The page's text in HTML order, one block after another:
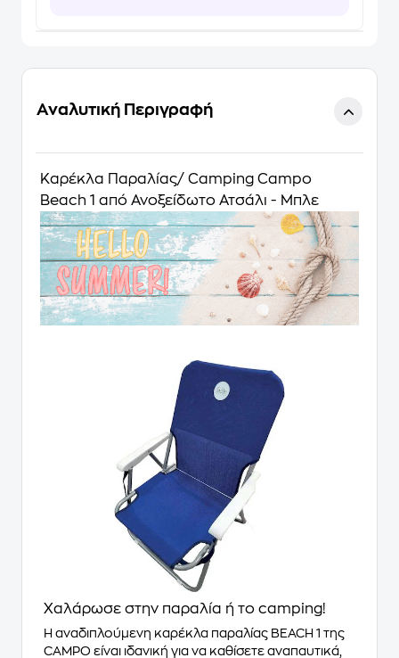
Αναλυτική Περιγραφή
Καρέκλα Παραλίας/ Camping Campo
Beach 1 από Ανοξείδωτο Ατσάλι - Μπλε
Χαλάρωσε στην παραλία ή το camping!
H αναδιπλούμενη καρέκλα παραλίας BEACH 1 της
CAMPO είναι ιδανική για να καθίσετε αναπαυτικά,